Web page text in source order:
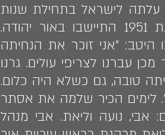
ומרסל. משפחתו עלתה לישראל בתחילת שנות
ה־50 כחלק ממבצע עזרא ונחמיה, לאחר שעברו פרעות בעיראק, ובשנת 1951 התיישבו באור יהודה.
בליבו היטב: "אני זוכר את הנחיתה
עברנו לצריפי עולים. גרנו
טובה, גם כשלא היה כלום.
לימים הכיר שלמה את אסתר
שלושה ילדים: אבי, נועה וליאת. אבי מנהל